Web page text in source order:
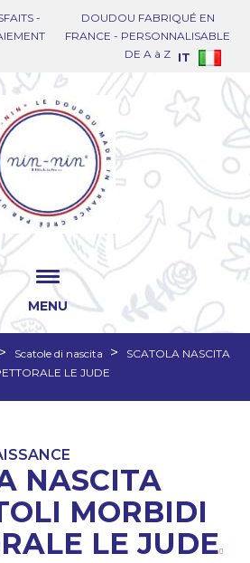
-
DOUDOU FABRIQUÉ EN
FRANCE - PERSONNALISABLE
DE A à Z IT
MENU
Scatole di nascita
SCATOLA NASCITA
LE JUDE
NASCITA
MORBIDI
LE JUDE